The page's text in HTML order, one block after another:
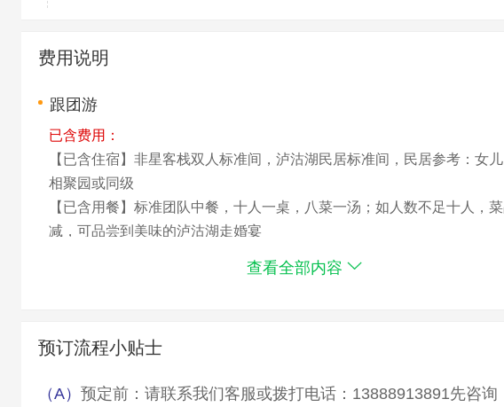
费用说明
跟团游
已含费用：
【已含住宿】非星客栈双人标准间，泸沽湖民居标准间，民居参考：女
相聚园或同级
【已含用餐】标准团队中餐，十人一桌，八菜一汤；如人数不足十人，
减，可品尝到美味的泸沽湖走婚宴
【已含导游】旅游当地优秀导游讲解服务；聆听丰富多彩的景点详情、
费用
1、旅游意外险：旅行社强烈游客自愿购买，为您本次的云南旅游之行再
查看全部内容
预订流程小贴士
（A）预定前：请联系我们客服或拨打电话：13888913891先咨询